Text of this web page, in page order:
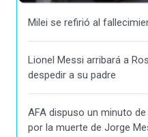
Milei se refirió al
Lionel Messi arribará a
despedir a su padre
AFA dispuso un minuto
por la muerte de Jorge